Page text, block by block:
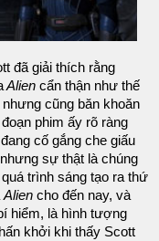
đã giải thích rằng
Alien cẩn thận như thế
cũng băn khoăn
phim ấy rõ ràng
cố gắng che giấu
sự thật là chúng
trình sáng tạo ra thứ
Alien cho đến nay, và
hiểm, là hình tượng
khởi khi thấy Scott